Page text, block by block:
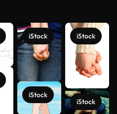
iStock
iStock
iStock
iStock